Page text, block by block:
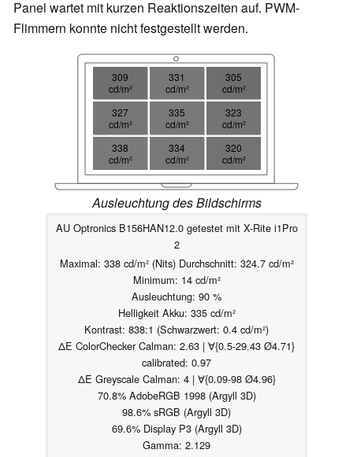
Panel wartet mit kurzen Reaktionszeiten auf. PWM-
Flimmern konnte nicht festgestellt werden.
309
cd/m²
331
cd/m²
305
cd/m²
327
cd/m²
335
cd/m²
323
cd/m²
338
cd/m²
334
cd/m²
320
cd/m²
Ausleuchtung des Bildschirms
AU Optronics B156HAN12.0 getestet mit X-Rite i1Pro
2
Maximal: 338 cd/m² (Nits) Durchschnitt: 324.7 cd/m²
Minimum: 14 cd/m²
Ausleuchtung: 90 %
Helligkeit Akku: 335 cd/m²
Kontrast: 838:1 (Schwarzwert: 0.4 cd/m²)
ΔE ColorChecker Calman: 2.63 | ∀{0.5-29.43 Ø4.71}
calibrated: 0.97
ΔE Greyscale Calman: 4 | ∀{0.09-98 Ø4.96}
70.8% AdobeRGB 1998 (Argyll 3D)
98.6% sRGB (Argyll 3D)
69.6% Display P3 (Argyll 3D)
Gamma: 2.129